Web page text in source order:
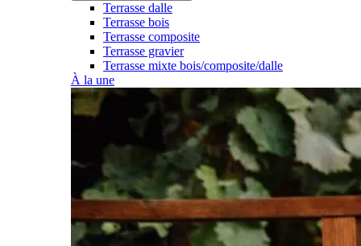
Terrasse dalle
Terrasse bois
Terrasse composite
Terrasse gravier
Terrasse mixte bois/composite/dalle
À la une